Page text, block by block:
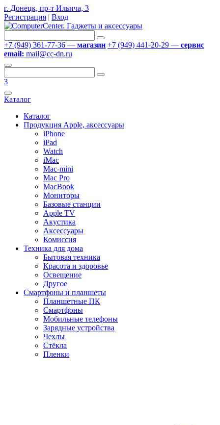
г. Донецк, пр-т Ильича, 3
Регистрация | Вход
+7 (949) 361-77-36 — магазин +7 (949) 441-20-29 — сервис
email: mail@cc-dn.ru
3
Каталог
Каталог
Продукция Apple, аксессуары
iPhone
iPad
Watch
iMac
Mac-mini
Mac Pro
MacBook
Мониторы
Базовые станции
Apple TV
Акустика
Аксессуары
Комиссия
Техника для дома
Бытовая техника
Красота и здоровье
Освещение
Другое
Смартфоны и планшеты
Планшетные ПК
Смартфоны
Мобильные телефоны
Зарядные устройства
Чехлы
Стёкла
Пленки